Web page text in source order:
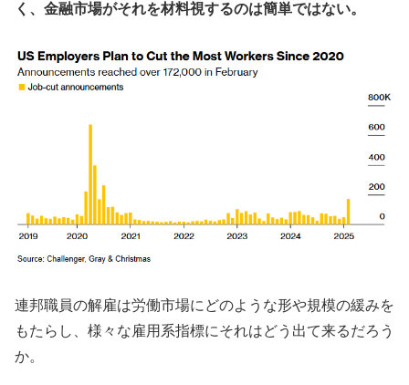
く、金融市場がそれを材料視するのは簡単ではない。
連邦職員の解雇は労働市場にどのような形や規模の緩みを
もたらし、様々な雇用系指標にそれはどう出て来るだろう
か。